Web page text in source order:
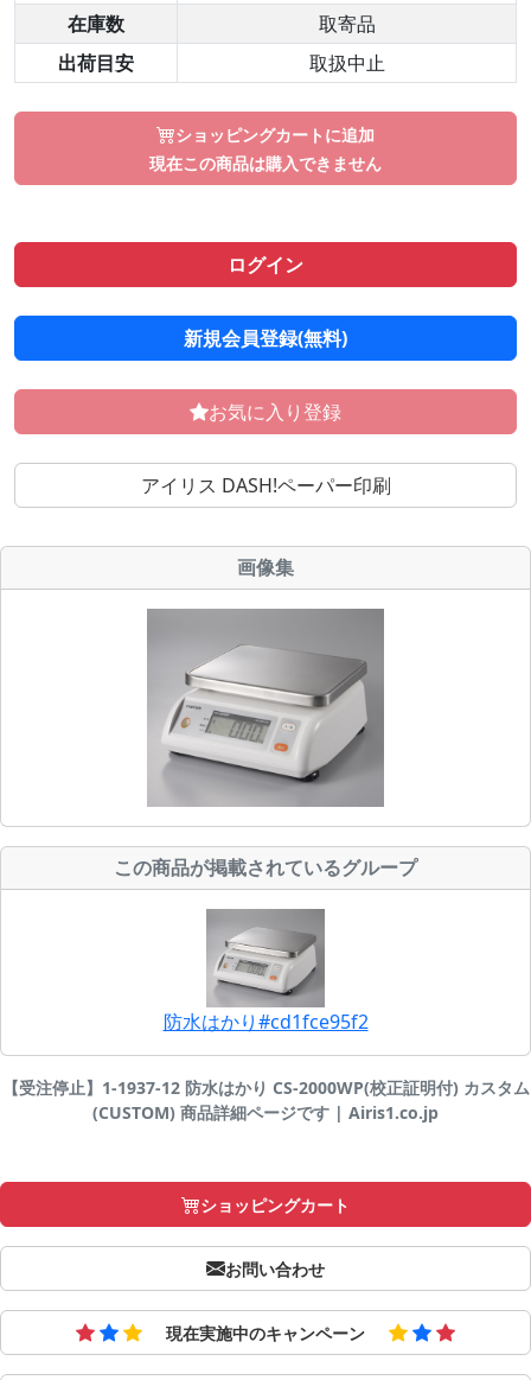
在庫数
取寄品
出荷目安
取扱中止
ショッピングカートに追加
現在この商品は購入できません
ログイン
新規会員登録(無料)
お気に入り登録
アイリス DASH!ペーパー印刷
画像集
この商品が掲載されているグループ
防水はかり#cd1fce95f2
【受注停止】1-1937-12 防水はかり CS-2000WP(校正証明付) カスタム
(CUSTOM) 商品詳細ページです | Airis1.co.jp
ショッピングカート
お問い合わせ
現在実施中のキャンペーン